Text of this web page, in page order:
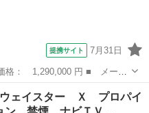
提携サイト 7月31日
レード名： ハイウェイス
純正ナビ／全方位カメラ／
ウェイスター Ｘ プロパイ